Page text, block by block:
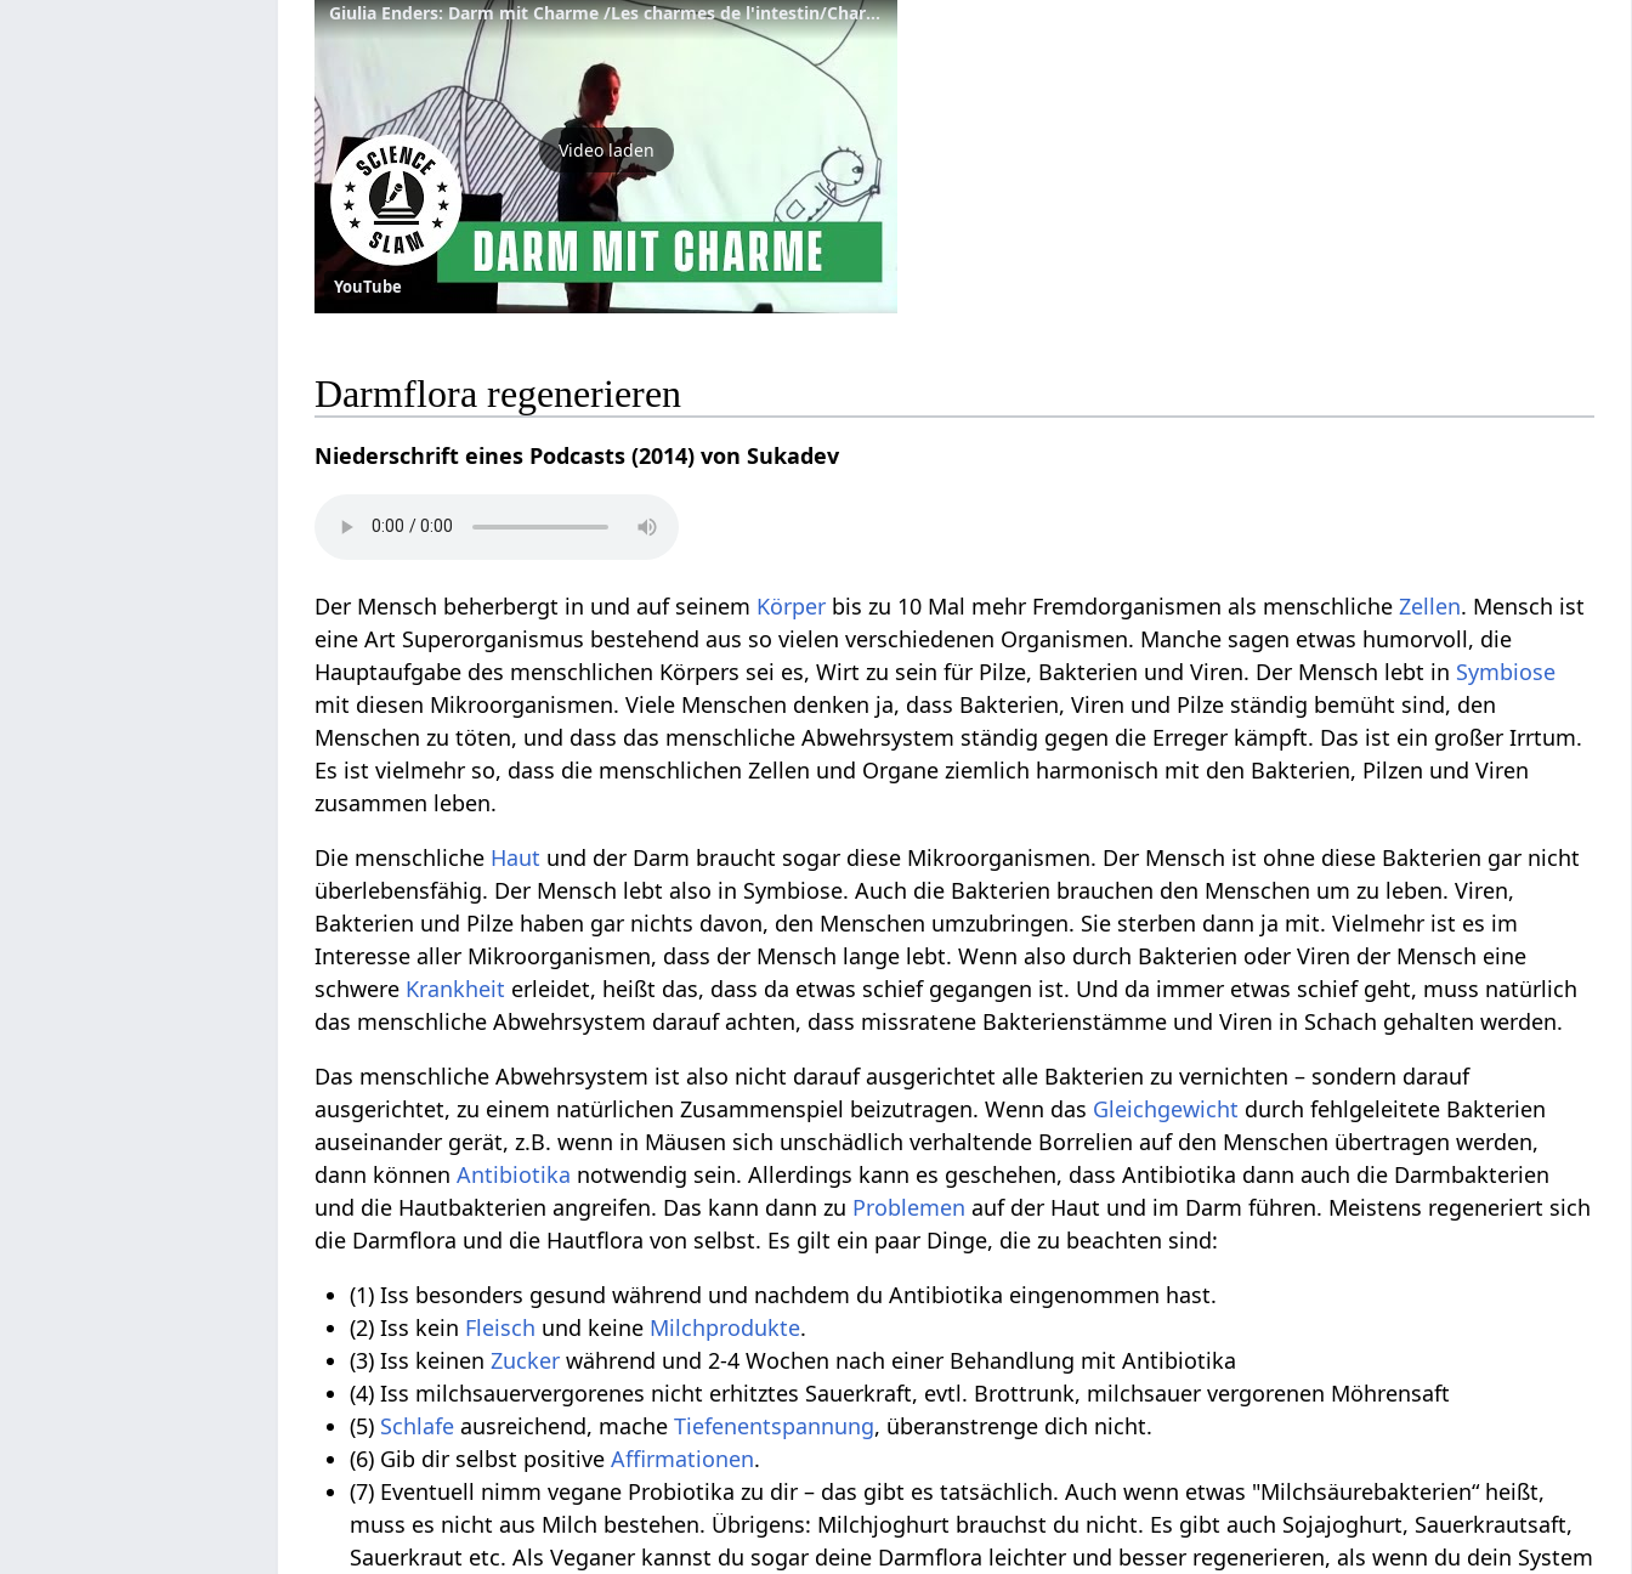
Giulia Enders: Darm mit Charme /Les charmes de l'intestin/Charming Bowels (Science Slam Berlin)
Video laden
YouTube
Darmflora regenerieren
Niederschrift eines Podcasts (2014) von Sukadev
Der Mensch beherbergt in und auf seinem Körper bis zu 10 Mal mehr Fremdorganismen als menschlicheZellen. Mensch ist
eine Art Superorganismus bestehend aus so vielen verschiedenen Organismen. Manche sagen etwas humorvoll, die
Hauptaufgabe des menschlichen Körpers sei es, Wirt zu sein für Pilze, Bakterien und Viren. Der Mensch lebt in Symbiose
mit diesen Mikroorganismen. Viele Menschen denken ja, dass Bakterien, Viren und Pilze ständig bemüht sind, den
Menschen zu töten, und dass das menschliche Abwehrsystem ständig gegen die Erreger kämpft. Das ist ein großer Irrtum.
Es ist vielmehr so, dass die menschlichen Zellen und Organe ziemlich harmonisch mit den Bakterien, Pilzen und Viren
zusammen leben.
Die menschliche Haut und der Darm braucht sogar diese Mikroorganismen. Der Mensch ist ohne diese Bakterien gar nicht
überlebensfähig. Der Mensch lebt also in Symbiose. Auch die Bakterien brauchen den Menschen um zu leben. Viren,
Bakterien und Pilze haben gar nichts davon, den Menschen umzubringen. Sie sterben dann ja mit. Vielmehr ist es im
Interesse aller Mikroorganismen, dass der Mensch lange lebt. Wenn also durch Bakterien oder Viren der Mensch eine
schwere Krankheit erleidet, heißt das, dass da etwas schief gegangen ist. Und da immer etwas schief geht, muss natürlich
das menschliche Abwehrsystem darauf achten, dass missratene Bakterienstämme und Viren in Schach gehalten werden.
Das menschliche Abwehrsystem ist also nicht darauf ausgerichtet alle Bakterien zu vernichten – sondern darauf
ausgerichtet, zu einem natürlichen Zusammenspiel beizutragen. Wenn das Gleichgewicht durch fehlgeleitete Bakterien
auseinander gerät, z.B. wenn in Mäusen sich unschädlich verhaltende Borrelien auf den Menschen übertragen werden,
dann könnenAntibiotika notwendig sein. Allerdings kann es geschehen, dass Antibiotika dann auch die Darmbakterien
und die Hautbakterien angreifen. Das kann dann zu Problemen auf der Haut und im Darm führen. Meistens regeneriert sich
die Darmflora und die Hautflora von selbst. Es gilt ein paar Dinge, die zu beachten sind:
(1) Iss besonders gesund während und nachdem du Antibiotika eingenommen hast.
(2) Iss kein Fleisch und keine Milchprodukte.
(3) Iss keinenZucker während und 2-4 Wochen nach einer Behandlung mit Antibiotika
(4) Iss milchsauervergorenes nicht erhitztes Sauerkraft, evtl. Brottrunk, milchsauer vergorenen Möhrensaft
(5) Schlafe ausreichend, macheTiefenentspannung, überanstrenge dich nicht.
(6) Gib dir selbst positiveAffirmationen.
(7) Eventuell nimm vegane Probiotika zu dir – das gibt es tatsächlich. Auch wenn etwas "Milchsäurebakterien“ heißt,
muss es nicht aus Milch bestehen. Übrigens: Milchjoghurt brauchst du nicht. Es gibt auch Sojajoghurt, Sauerkrautsaft,
Sauerkraut etc. Als Veganer kannst du sogar deine Darmflora leichter und besser regenerieren, als wenn du dein System